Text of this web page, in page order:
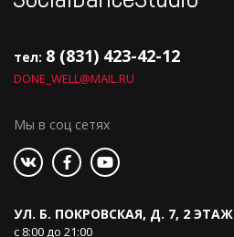
тел: 8 (831) 423-42-12
DONE_WELL@MAIL.RU
Мы в соц сетях
УЛ. Б. ПОКРОВСКАЯ, Д. 7, 2 ЭТАЖ
с 8:00 до 21:00